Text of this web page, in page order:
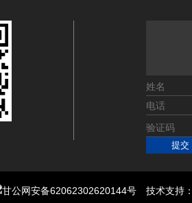
甘公网安备62062302620144号技术支持：